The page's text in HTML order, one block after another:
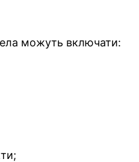
можуть включати: